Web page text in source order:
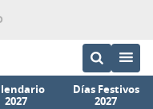
2027
Días Festivos
2027